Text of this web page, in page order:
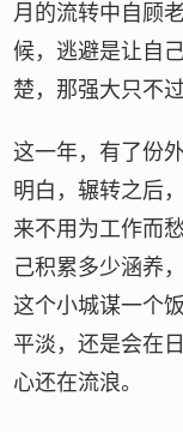
月的流转中自顾
候，逃避是让自
楚，那强大只不
这一年，有了份
明白，辗转之后
来不用为工作而
己积累多少涵养
这个小城谋一个
平淡，还是会在
心还在流浪。